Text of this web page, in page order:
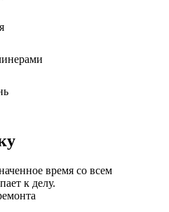
время со всем
к делу.